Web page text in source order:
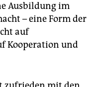
Ausbildung im
– eine Form der
auf
Kooperation und